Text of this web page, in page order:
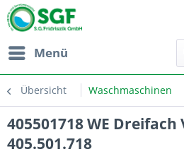
Menü
Übersicht Waschmaschinen
405501718 WE Dreifach
405.501.718